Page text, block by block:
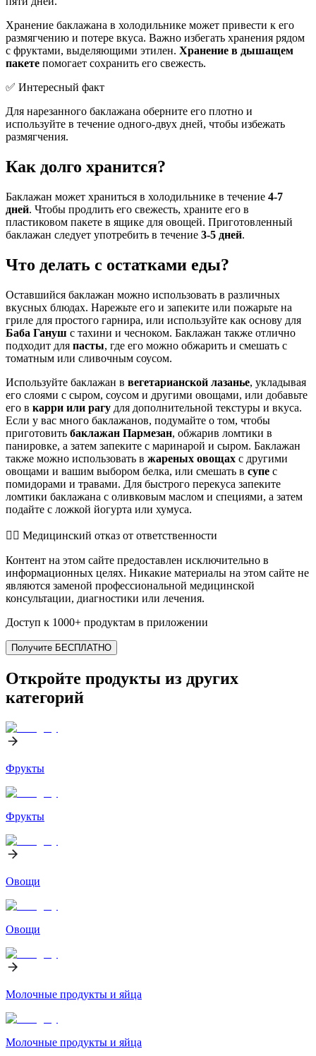
Хранение баклажана в холодильнике может привести к его
размягчению и потере вкуса. Важно избегать хранения рядом
с фруктами, выделяющими этилен. Хранение в дышащем
пакете помогает сохранить его свежесть.
✅ Интересный факт
Для нарезанного баклажана оберните его плотно и
используйте в течение одного-двух дней, чтобы избежать
размягчения.
Как долго хранится?
Баклажан может храниться в холодильнике в течение 4-7
дней. Чтобы продлить его свежесть, храните его в
пластиковом пакете в ящике для овощей. Приготовленный
баклажан следует употребить в течение 3-5 дней.
Что делать с остатками еды?
Оставшийся баклажан можно использовать в различных
вкусных блюдах. Нарежьте его и запеките или пожарьте на
гриле для простого гарнира, или используйте как основу для
Баба Гануш с тахини и чесноком. Баклажан также отлично
подходит для пасты, где его можно обжарить и смешать с
томатным или сливочным соусом.
Используйте баклажан в вегетарианской лазанье, укладывая
его слоями с сыром, соусом и другими овощами, или добавьте
его в карри или рагу для дополнительной текстуры и вкуса.
Если у вас много баклажанов, подумайте о том, чтобы
приготовить баклажан Пармезан, обжарив ломтики в
панировке, а затем запеките с маринарой и сыром. Баклажан
также можно использовать в жареных овощах с другими
овощами и вашим выбором белка, или смешать в супе с
помидорами и травами. Для быстрого перекуса запеките
ломтики баклажана с оливковым маслом и специями, а затем
подайте с ложкой йогурта или хумуса.
👨‍⚕️️ Медицинский отказ от ответственности
Контент на этом сайте предоставлен исключительно в
информационных целях. Никакие материалы на этом сайте не
являются заменой профессиональной медицинской
консультации, диагностики или лечения.
Доступ к 1000+ продуктам в приложении
Получите БЕСПЛАТНО
Откройте продукты из других
категорий
Фрукты
Фрукты
Овощи
Овощи
Молочные продукты и яйца
Молочные продукты и яйца